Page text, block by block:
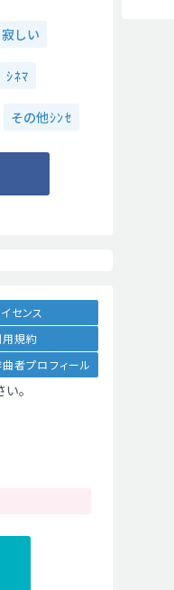
寂しい
ｼﾈﾏ
その他ｼﾝｾ
センス
用規約
者プロフィール
。